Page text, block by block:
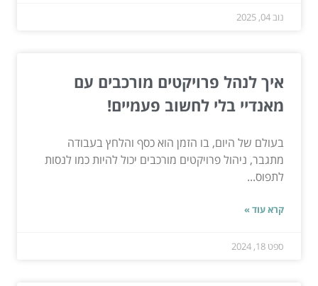
נוב 04, 2025
איך לנהל פרויקטים מורכבים עם
מאנדיי בלי לחשוב פעמיים!
בעולם של היום, בו הזמן הוא כסף והלחץ בעבודה
מתגבר, ניהול פרויקטים מורכבים יכול להיות כמו לנסות
לתפוס...
קרא עוד »
ספט 18, 2024